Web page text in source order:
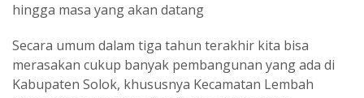
hingga masa yang akan datang
Secara umum dalam tiga tahun terakhir kita bisa
merasakan cukup banyak pembangunan yang ada di
Kabupaten Solok, khususnya Kecamatan Lembah